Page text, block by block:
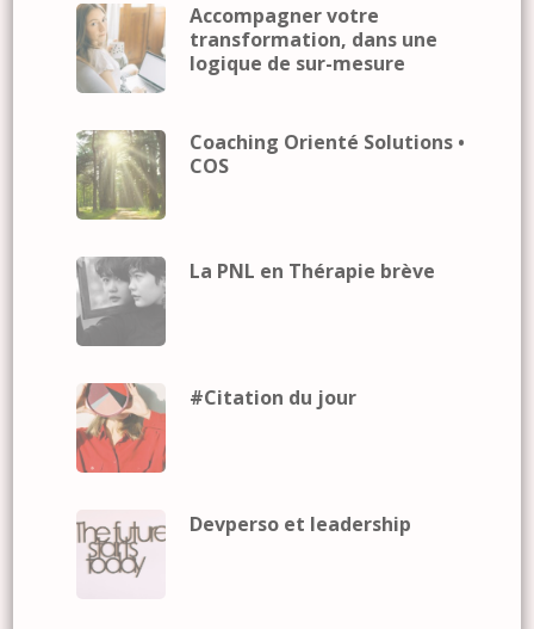
Accompagner votre
transformation, dans une
logique de sur-mesure
Coaching Orienté Solutions •
COS
La PNL en Thérapie brève
#Citation du jour
Devperso et leadership